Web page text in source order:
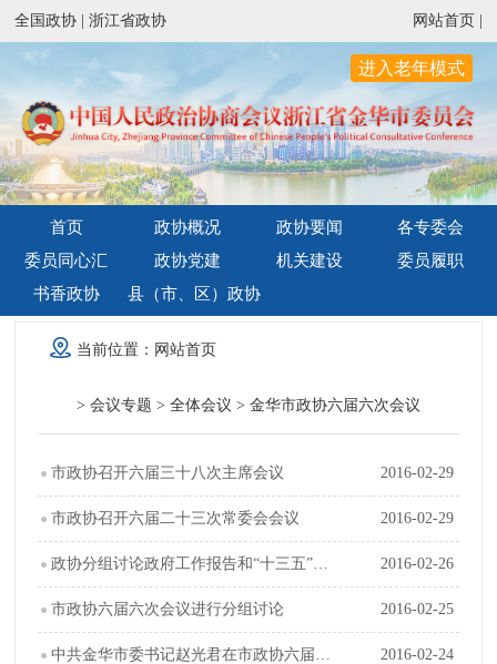
全国政协 | 浙江省政协 网站首页 |
进入老年模式
首页 政协概况 政协要闻
各专委会
委员同心汇
政协党建 机关建设
委员履职
书香政协
县（市、区）政协
当前位置： 网站首页
>会议专题 >全体会议 >金华市政协六届六次会议
市政协召开六届三十八次主席会议 2016-02-29
市政协召开六届二十三次常委会会议 2016-02-29
政协分组讨论政府工作报告和“十三五”规划纲要（草案）等 2016-02-26
市政协六届六次会议进行分组讨论 2016-02-25
中共金华市委书记赵光君在市政协六届六次会议开幕式上讲话 2016-02-24